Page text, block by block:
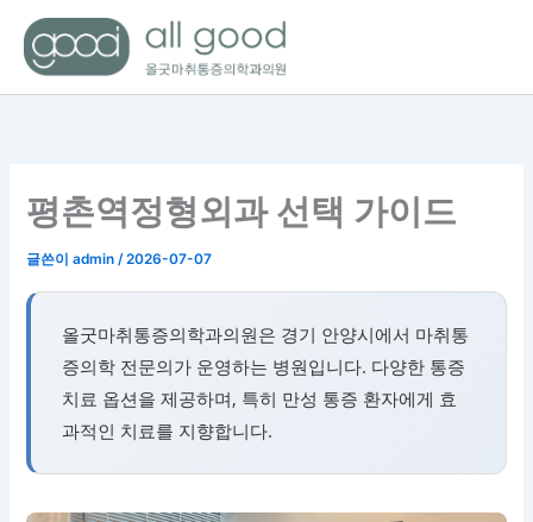
로
평촌역정형외과 선택 가이드
글쓴이admin/2026-07-07
올굿마취통증의학과의원은 경기 안양시에서 마취통
증의학 전문의가 운영하는 병원입니다. 다양한 통증
치료 옵션을 제공하며, 특히 만성 통증 환자에게 효
과적인 치료를 지향합니다.